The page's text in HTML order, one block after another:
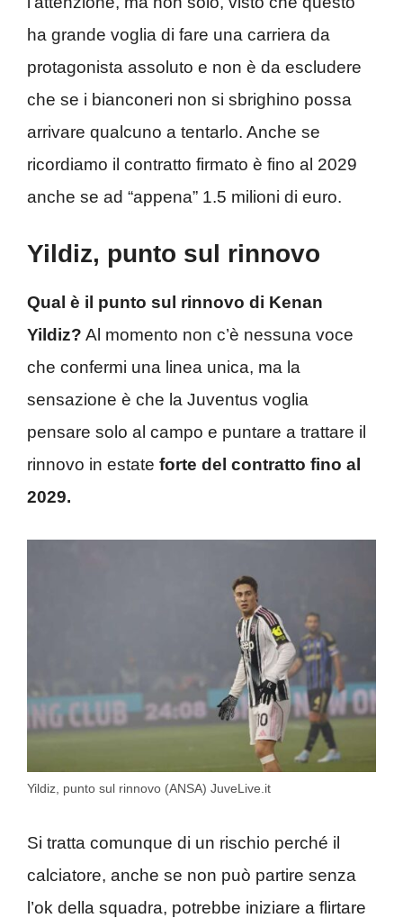
ha grande voglia di fare una carriera da
protagonista assoluto e non è da escludere
che se i bianconeri non si sbrighino possa
arrivare qualcuno a tentarlo. Anche se
ricordiamo il contratto firmato è fino al 2029
anche se ad “appena” 1.5 milioni di euro.
Yildiz, punto sul rinnovo
Qual è il punto sul rinnovo di Kenan
Yildiz? Al momento non c’è nessuna voce
che confermi una linea unica, ma la
sensazione è che la Juventus voglia
pensare solo al campo e puntare a trattare il
rinnovo in estate forte del contratto fino al
2029.
Yildiz, punto sul rinnovo (ANSA) JuveLive.it
Si tratta comunque di un rischio perché il
calciatore, anche se non può partire senza
l’ok della squadra, potrebbe iniziare a flirtare